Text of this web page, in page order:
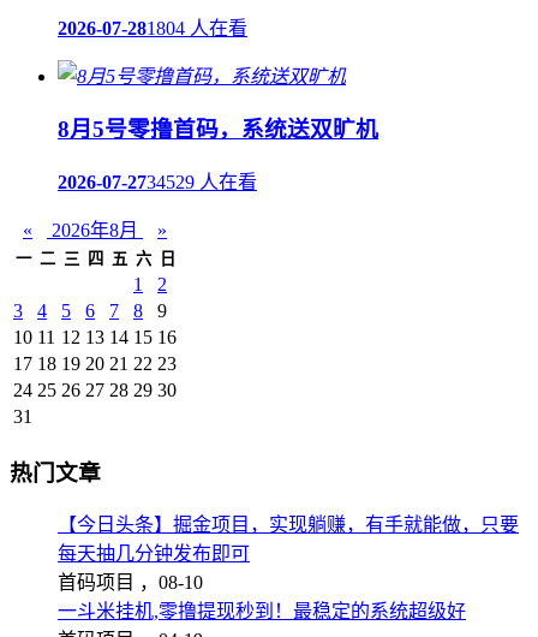
2026-07-281804 人在看
8月5号零撸首码，系统送双旷机
2026-07-2734529 人在看
« 2026年8月 »
一 二 三 四 五 六 日
1
2
3
4 5 6 7 8
9
10 11 12 13 14 15 16
17 18 19 20 21 22 23
24 25 26 27 28 29 30
31
热门文章
【今日头条】掘金项目，实现躺赚，有手就能做，只要
每天抽几分钟发布即可
首码项目 ， 08-10
一斗米挂机,零撸提现秒到！最稳定的系统超级好